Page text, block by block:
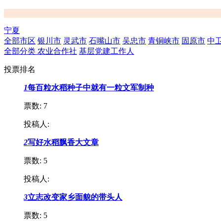
宁夏
全部市区 银川市 灵武市 石嘴山市 吴忠市 青铜峡市 固原市 中
全部分类 农业合作社 基层党建工作人
投票排名
1每百粒水稻种子中就有一粒文军制种
票数: 7
投稿人:
2写好水稻飘香大文章
票数: 5
投稿人:
3立志改变家乡面貌的带头人
票数: 5